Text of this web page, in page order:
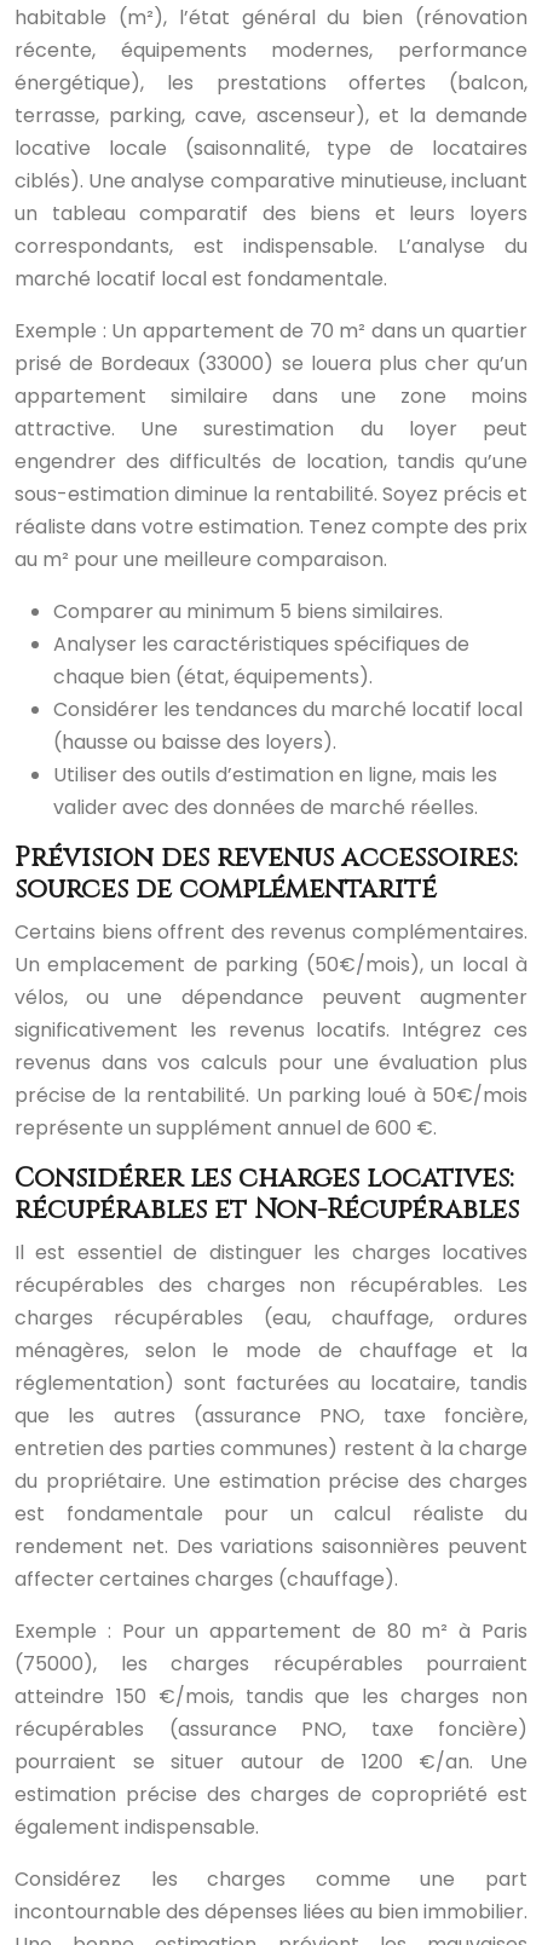
habitable (m²), l’état général du bien (rénovation
récente, équipements modernes, performance
énergétique), les prestations offertes (balcon,
terrasse, parking, cave, ascenseur), et la demande
locative locale (saisonnalité, type de locataires
ciblés). Une analyse comparative minutieuse, incluant
un tableau comparatif des biens et leurs loyers
correspondants, est indispensable. L’analyse du
marché locatif local est fondamentale.
Exemple : Un appartement de 70 m² dans un quartier
prisé de Bordeaux (33000) se louera plus cher qu’un
appartement similaire dans une zone moins
attractive. Une surestimation du loyer peut
engendrer des difficultés de location, tandis qu’une
sous-estimation diminue la rentabilité. Soyez précis et
réaliste dans votre estimation. Tenez compte des prix
au m² pour une meilleure comparaison.
Comparer au minimum 5 biens similaires.
Analyser les caractéristiques spécifiques de
chaque bien (état, équipements).
Considérer les tendances du marché locatif local
(hausse ou baisse des loyers).
Utiliser des outils d’estimation en ligne, mais les
valider avec des données de marché réelles.
Prévision des revenus accessoires:
sources de complémentarité
Certains biens offrent des revenus complémentaires.
Un emplacement de parking (50€/mois), un local à
vélos, ou une dépendance peuvent augmenter
significativement les revenus locatifs. Intégrez ces
revenus dans vos calculs pour une évaluation plus
précise de la rentabilité. Un parking loué à 50€/mois
représente un supplément annuel de 600 €.
Considérer les charges locatives:
récupérables et Non-Récupérables
Il est essentiel de distinguer les charges locatives
récupérables des charges non récupérables. Les
charges récupérables (eau, chauffage, ordures
ménagères, selon le mode de chauffage et la
réglementation) sont facturées au locataire, tandis
que les autres (assurance PNO, taxe foncière,
entretien des parties communes) restent à la charge
du propriétaire. Une estimation précise des charges
est fondamentale pour un calcul réaliste du
rendement net. Des variations saisonnières peuvent
affecter certaines charges (chauffage).
Exemple : Pour un appartement de 80 m² à Paris
(75000), les charges récupérables pourraient
atteindre 150 €/mois, tandis que les charges non
récupérables (assurance PNO, taxe foncière)
pourraient se situer autour de 1200 €/an. Une
estimation précise des charges de copropriété est
également indispensable.
Considérez les charges comme une part
incontournable des dépenses liées au bien immobilier.